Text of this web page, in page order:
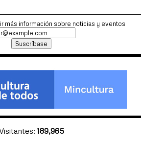
más información sobre noticias y eventos
189,965